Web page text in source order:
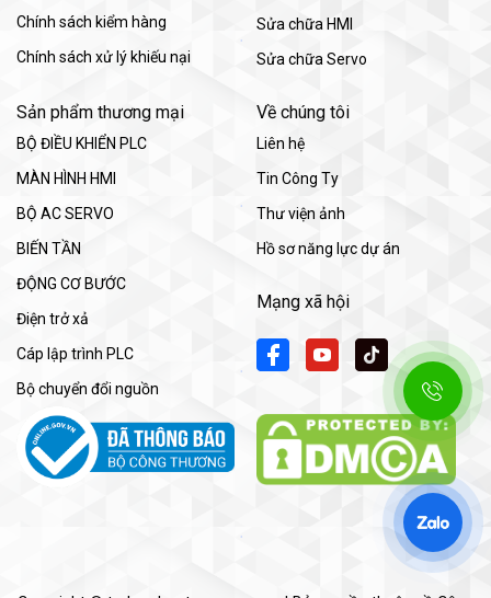
Chính sách kiểm hàng
Chính sách xử lý khiếu nại
Sửa chữa HMI
Sửa chữa Servo
Sản phẩm thương mại
BỘ ĐIỀU KHIỂN PLC
MÀN HÌNH HMI
BỘ AC SERVO
BIẾN TẦN
ĐỘNG CƠ BƯỚC
Điện trở xả
Cáp lập trình PLC
Bộ chuyển đổi nguồn
Về chúng tôi
Liên hệ
Tin Công Ty
Thư viện ảnh
Hồ sơ năng lực dự án
Mạng xã hội